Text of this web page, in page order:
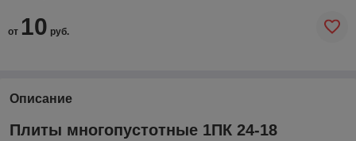
от 10 руб.
Описание
Плиты многопустотные 1ПК 24-18